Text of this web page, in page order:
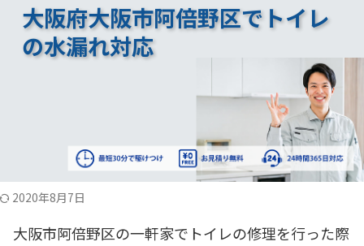
大阪府大阪市阿倍野区でトイレ
の水漏れ対応
2020年8月7日
大阪市阿倍野区の一軒家でトイレの修理を行った際